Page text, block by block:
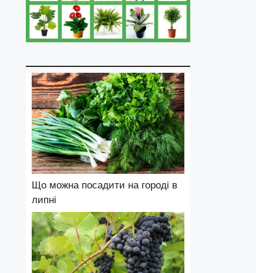
Що можна посадити на городі в
липні